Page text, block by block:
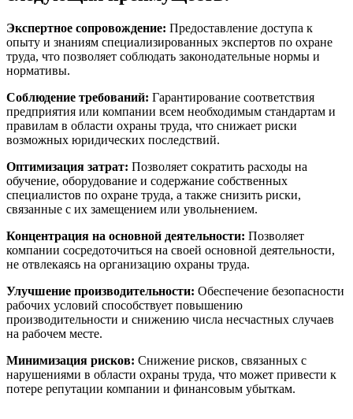
Экспертное сопровождение: Предоставление доступа к
опыту и знаниям специализированных экспертов по охране
труда, что позволяет соблюдать законодательные нормы и
нормативы.
Соблюдение требований: Гарантирование соответствия
предприятия или компании всем необходимым стандартам и
правилам в области охраны труда, что снижает риски
возможных юридических последствий.
Оптимизация затрат: Позволяет сократить расходы на
обучение, оборудование и содержание собственных
специалистов по охране труда, а также снизить риски,
связанные с их замещением или увольнением.
Концентрация на основной деятельности: Позволяет
компании сосредоточиться на своей основной деятельности,
не отвлекаясь на организацию охраны труда.
Улучшение производительности: Обеспечение безопасности
рабочих условий способствует повышению
производительности и снижению числа несчастных случаев
на рабочем месте.
Минимизация рисков: Снижение рисков, связанных с
нарушениями в области охраны труда, что может привести к
потере репутации компании и финансовым убыткам.